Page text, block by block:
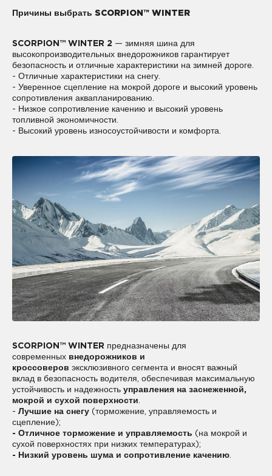
Причины выбрать SCORPION™ WINTER
SCORPION™ WINTER 2 — зимняя шина для
высокопроизводительных внедорожников гарантирует
безопасность и отличные характеристики на зимней дороге.
- Отличные характеристики на снегу.
- Уверенное сцепление на мокрой дороге и высокий уровень
сопротивления аквапланированию.
- Низкое сопротивление качению и высокий уровень
топливной экономичности.
- Высокий уровень износоустойчивости и комфорта.
SCORPION™ WINTER предназначены для
современных внедорожников и
кроссоверов эксклюзивного сегмента и вносят важный
вклад в безопасность водителя, обеспечивая максимальную
устойчивость и надежность управления на заснеженной,
мокрой и сухой поверхности.
- Лучшие на снегу (торможение, управляемость и
сцепление);
- Отличное торможение и управляемость (на мокрой и
сухой поверхностях при низких температурах);
- Низкий уровень шума и сопротивление качению.